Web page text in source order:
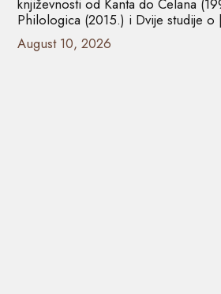
Philologica (2015.) i Dvije studije
August 10, 2026